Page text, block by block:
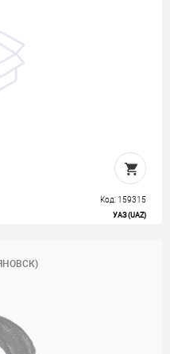
Код: 159315
УАЗ (UAZ)